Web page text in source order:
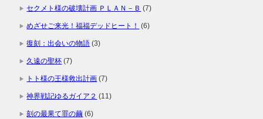
セクメト様の破壊計画 ＰＬＡＮ－Ｂ (7)
めざせご来光！福福デッドヒート！ (6)
復刻：出会いの物語 (3)
久遠の聖杯 (7)
トト様の王様救出計画 (7)
神界戦記ゆるガイア２ (11)
刻の最果て罪の繭 (6)